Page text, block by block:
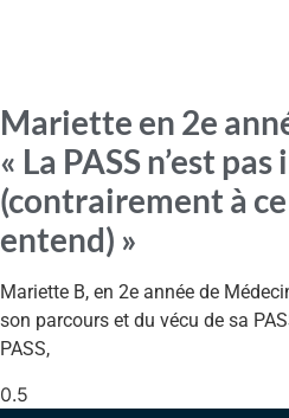
Mariette en 2e
« La PASS n’est
(contrairement à ce
entend) »
Mariette B, en 2e année de
son parcours et du vécu de sa
PASS,